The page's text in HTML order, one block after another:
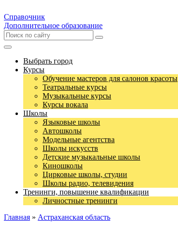
Справочник
Дополнительное образование
Выбрать город
Курсы
Обучение мастеров для салонов красоты
Театральные курсы
Музыкальные курсы
Курсы вокала
Школы
Языковые школы
Автошколы
Модельные агентства
Школы искусств
Детские музыкальные школы
Киношколы
Цирковые школы, студии
Школы радио, телевидения
Тренинги, повышение квалификации
Личностные тренинги
Главная » Астраханская область